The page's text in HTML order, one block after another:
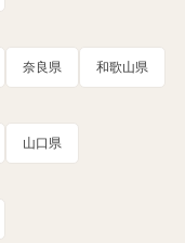
奈良県 和歌山県
山口県